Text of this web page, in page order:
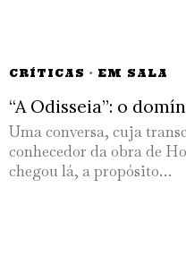
CRÍTICAS · EM SALA
“A Odisseia”: o
Uma conversa, cuja
conhecedor da obra de
chegou lá, a propósito…